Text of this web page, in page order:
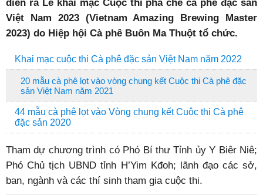
diễn ra Lễ khai mạc Cuộc thi pha chế cà phê đặc sản
Việt Nam 2023 (Vietnam Amazing Brewing Master
2023) do Hiệp hội Cà phê Buôn Ma Thuột tổ chức.
Khai mạc cuộc thi Cà phê đặc sản Việt Nam năm 2022
20 mẫu cà phê lọt vào vòng chung kết Cuộc thi Cà phê đặc
sản Việt Nam năm 2021
44 mẫu cà phê lọt vào Vòng chung kết Cuộc thi Cà phê
đặc sản 2020
Tham dự chương trình có Phó Bí thư Tỉnh ủy Y Biêr Niê;
Phó Chủ tịch UBND tỉnh H’Yim Kđoh; lãnh đạo các sở,
ban, ngành và các thí sinh tham gia cuộc thi.